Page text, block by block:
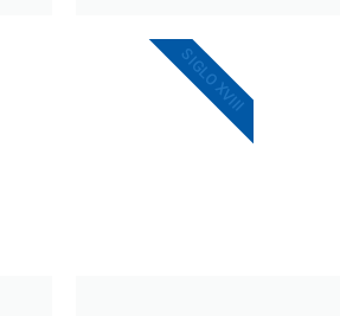
SIGLO XVIII